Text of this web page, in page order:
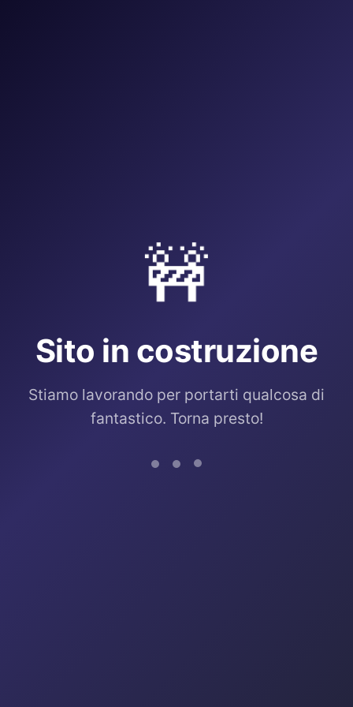
🚧
Sito in costruzione
Stiamo lavorando per portarti qualcosa di
fantastico. Torna presto!